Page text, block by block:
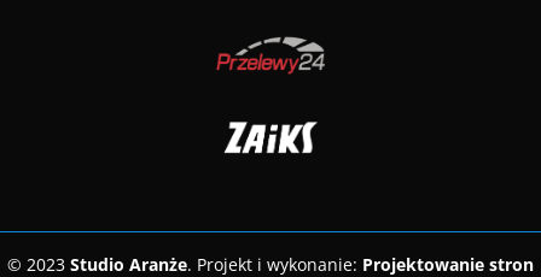
© 2023 Studio Aranże. Projekt i wykonanie: Projektowanie stron